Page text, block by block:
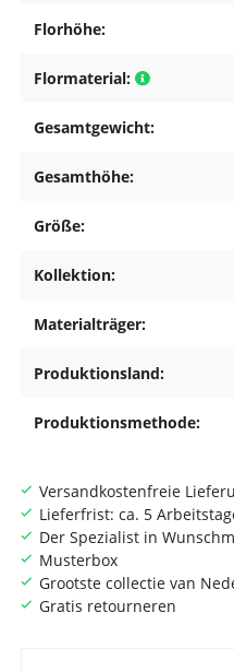
Versandkostenfreie
Lieferfrist: ca. 5
Der Spezialist in
Musterbox
Grootste collectie van
Gratis retourneren
Florhöhe:
Flormaterial:
Gesamtgewicht:
Gesamthöhe:
Größe:
Kollektion:
Materialträger:
Produktionsland:
Produktionsmethode: